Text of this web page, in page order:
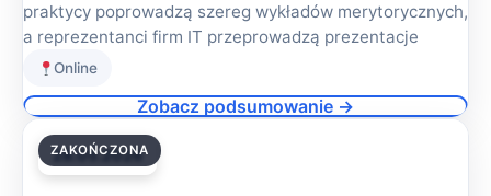
praktycy poprowadzą szereg wykładów merytorycznych,
a reprezentanci firm IT przeprowadzą prezentacje
Online
Zobacz podsumowanie →
28.05.2026
ZAKOŃCZONA